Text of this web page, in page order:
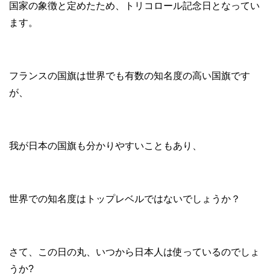
国家の象徴と定めたため、トリコロール記念日となってい
ます。
フランスの国旗は世界でも有数の知名度の高い国旗です
が、
我が日本の国旗も分かりやすいこともあり、
世界での知名度はトップレベルではないでしょうか？
さて、この日の丸、いつから日本人は使っているのでしょ
うか?